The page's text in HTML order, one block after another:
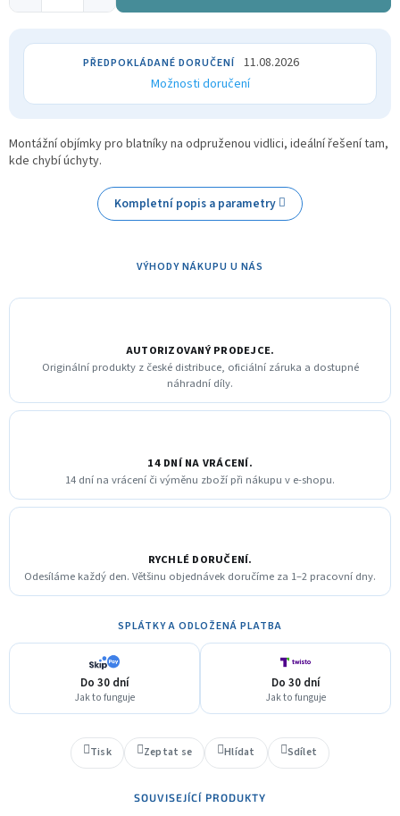
11.08.2026
Možnosti doručení
Montážní objímky pro blatníky na odpruženou vidlici, ideální řešení tam,
kde chybí úchyty.
Kompletní popis a parametry
VÝHODY NÁKUPU U NÁS
AUTORIZOVANÝ PRODEJCE.
Originální produkty z české distribuce, oficiální záruka a dostupné
náhradní díly.
14 DNÍ NA VRÁCENÍ.
14 dní na vrácení či výměnu zboží při nákupu v e-shopu.
RYCHLÉ DORUČENÍ.
Odesíláme každý den. Většinu objednávek doručíme za 1–2 pracovní dny.
SPLÁTKY A ODLOŽENÁ PLATBA
Do 30 dní
Jak to funguje
Do 30 dní
Jak to funguje
Tisk Zeptat se Hlídat Sdílet
SOUVISEJÍCÍ PRODUKTY